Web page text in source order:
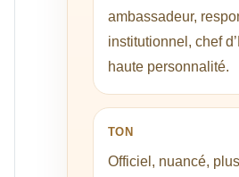
ambassadeur,
institutionnel, chef
haute personnalité.
TON
Officiel, nuancé,